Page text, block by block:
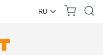
RU